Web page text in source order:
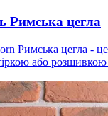
Римська цегла
Римська цегла - це
або